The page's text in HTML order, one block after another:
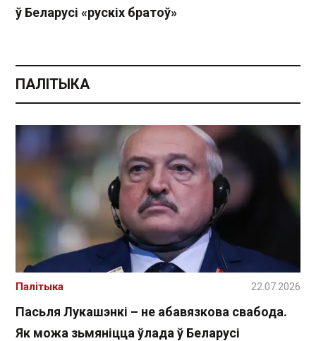
ў Беларусі «рускіх братоў»
ПАЛІТЫКА
Пасьля Лукашэнкі – не абавязкова свабода.
Як можа зьмяніцца ўлада ў Беларусі
Палітыка 22.07.2026